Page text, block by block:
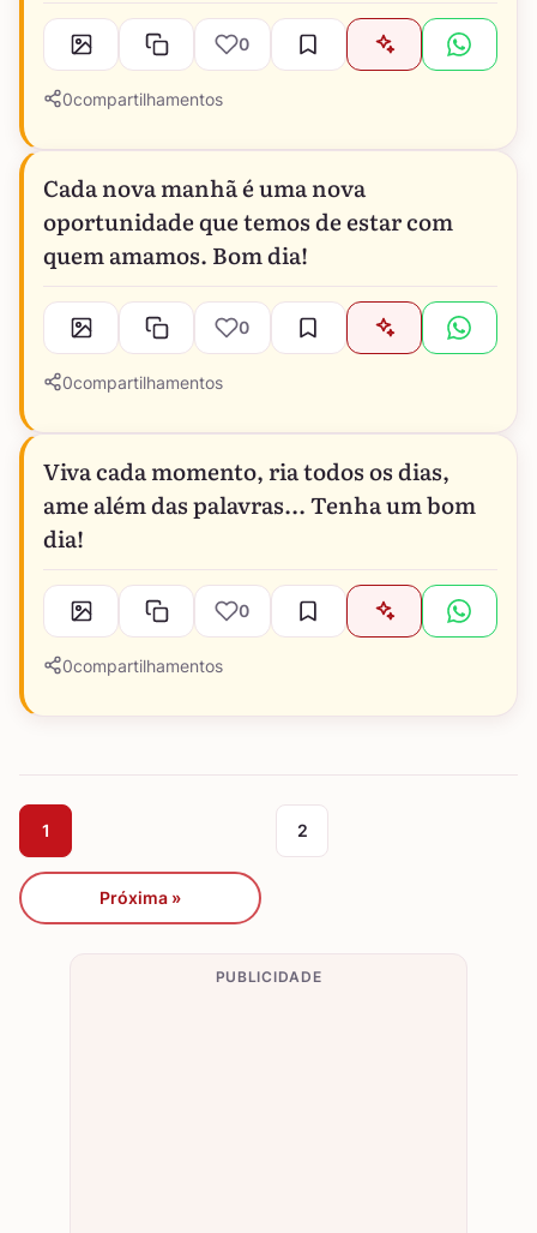
0
0compartilhamentos
Cada nova manhã é uma nova
oportunidade que temos de estar com
quem amamos. Bom dia!
0
0compartilhamentos
Viva cada momento, ria todos os dias,
ame além das palavras... Tenha um bom
dia!
0
0compartilhamentos
1 2
Próxima »
PUBLICIDADE